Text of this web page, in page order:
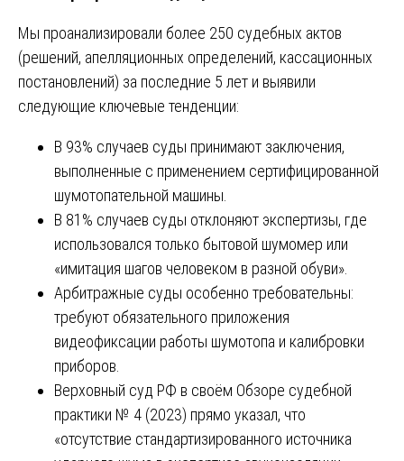
Мы проанализировали более 250 судебных актов
(решений, апелляционных определений, кассационных
постановлений) за последние 5 лет и выявили
следующие ключевые тенденции:
В 93% случаев суды принимают заключения,
выполненные с применением сертифицированной
шумотопательной машины.
В 81% случаев суды отклоняют экспертизы, где
использовался только бытовой шумомер или
«имитация шагов человеком в разной обуви».
Арбитражные суды особенно требовательны:
требуют обязательного приложения
видеофиксации работы шумотопа и калибровки
приборов.
Верховный суд РФ в своём Обзоре судебной
практики № 4 (2023) прямо указал, что
«отсутствие стандартизированного источника